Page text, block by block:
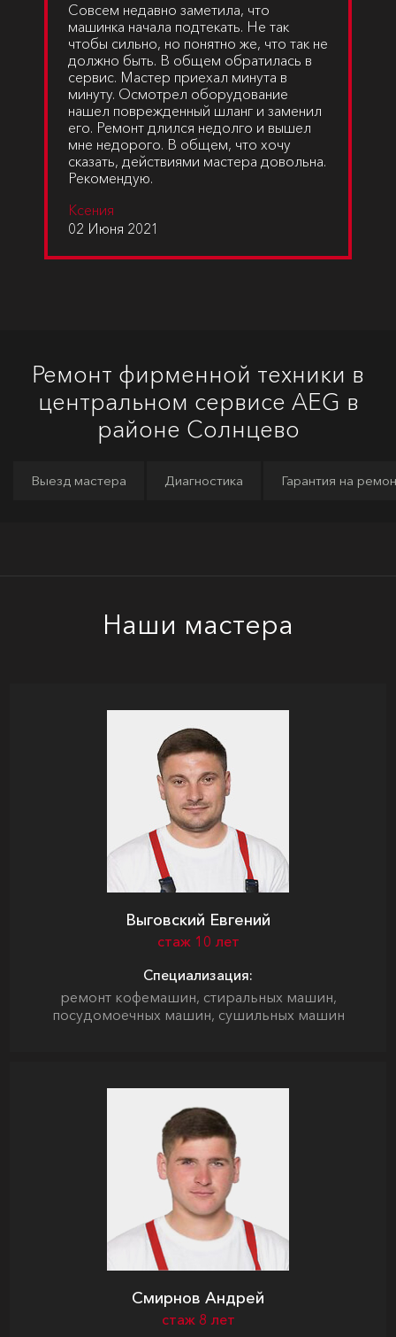
Совсем недавно заметила, что
машинка начала подтекать. Не так
чтобы сильно, но понятно же, что так не
должно быть. В общем обратилась в
сервис. Мастер приехал минута в
минуту. Осмотрел оборудование
нашел поврежденный шланг и заменил
его. Ремонт длился недолго и вышел
мне недорого. В общем, что хочу
сказать, действиями мастера довольна.
Рекомендую.
Ксения
02 Июня 2021
Ремонт фирменной техники в
центральном сервисе AEG в
районе Солнцево
Выезд мастера Диагностика Гарантия на
Наши мастера
Выговский Евгений
стаж 10 лет
Специализация:
ремонт кофемашин, стиральных машин,
посудомоечных машин, сушильных машин
Смирнов Андрей
стаж 8 лет